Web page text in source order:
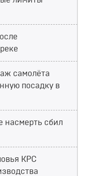
самолёта
посадку в
насмерть сбил
КРС